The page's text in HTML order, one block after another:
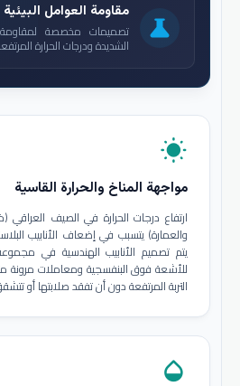
science
مقاومة العوامل البيئية
تصميمات مخصصة لمقاومة
الشديدة ودرجات الحرارة
wb_sunny
مواجهة المناخ والحرارة القاسية
ارتفاع درجات الحرارة في الصيف العراقي
والعمارة) يتسبب في إضعاف الأنابيب
يتم تصميم الأنابيب الهندسية في
للأشعة فوق البنفسجية ومعاملات مرونة
التربة المرتفعة دون أن تفقد صلابتها أو
opacity